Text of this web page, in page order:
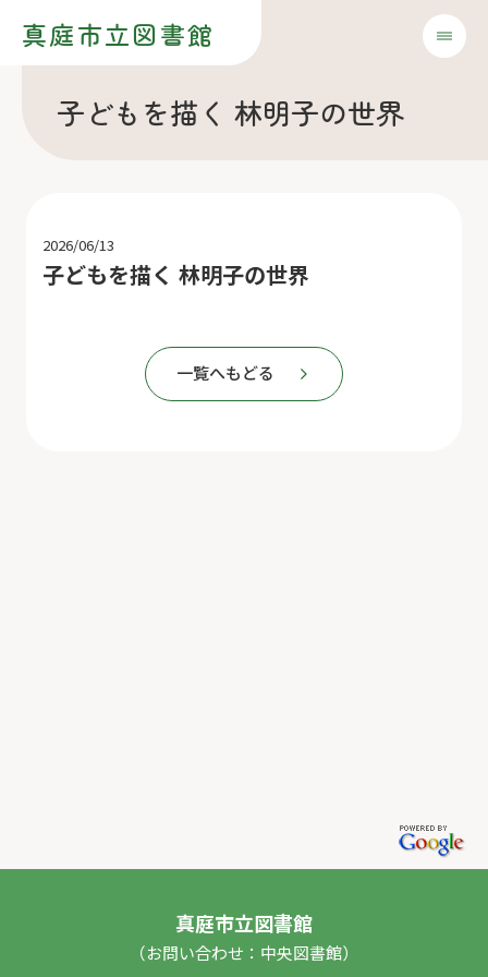
真庭市立図書館
子どもを描く 林明子の世界
2026/06/13
子どもを描く 林明子の世界
一覧へもどる
真庭市立図書館
（お問い合わせ：中央図書館）